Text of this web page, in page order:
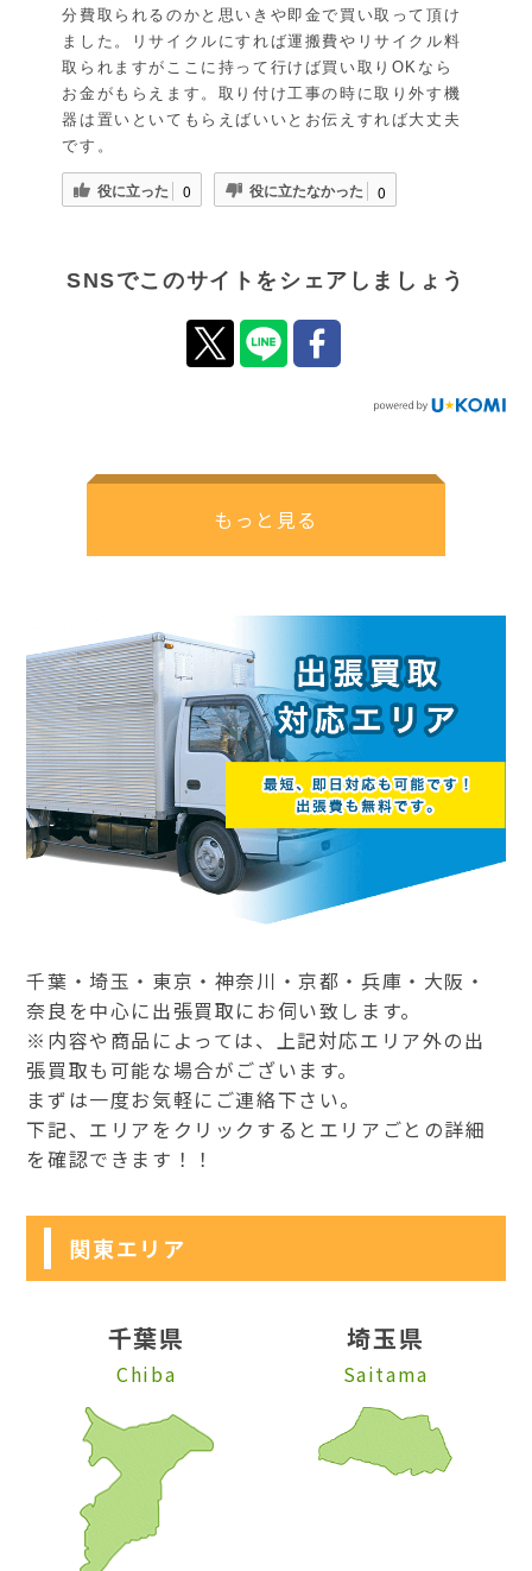
分費取られるのかと思いきや即金で買い取って頂け
ました。リサイクルにすれば運搬費やリサイクル料
取られますがここに持って行けば買い取りOKなら
お金がもらえます。取り付け工事の時に取り外す機
器は置いといてもらえばいいとお伝えすれば大丈夫
です。
役に立った 0 役に立たなかった 0
SNSでこのサイトをシェアしましょう
もっと見る
千葉・埼玉・東京・神奈川・京都・兵庫・大阪・
奈良を中心に出張買取にお伺い致します。
※内容や商品によっては、上記対応エリア外の出
張買取も可能な場合がございます。
まずは一度お気軽にご連絡下さい。
下記、エリアをクリックするとエリアごとの詳細
を確認できます！！
関東エリア
千葉県
Chiba
埼玉県
Saitama